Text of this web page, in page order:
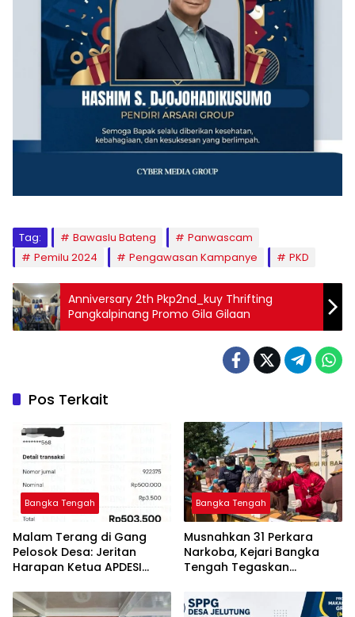
Tag: Bawaslu Bateng
Panwascam
Pemilu 2024
Pengawasan Kampanye PKD
Anniversary 2th Pkp2nd_kuy Thrifting
Pangkalpinang Promo Gila Gilaan
Pos Terkait
Bangka Tengah
Malam Terang di Gang
Pelosok Desa: Jeritan
Harapan Ketua APDESI
Babel
Bangka Tengah
Musnahkan 31 Perkara
Narkoba, Kejari Bangka
Tengah Tegaskan
Kejahatan Hingga Tuntas